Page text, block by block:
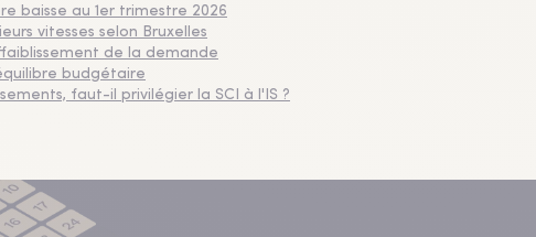
baisse au 1er trimestre 2026
vitesses selon Bruxelles
de la demande
budgétaire
faut-il privilégier la SCI à l'IS ?